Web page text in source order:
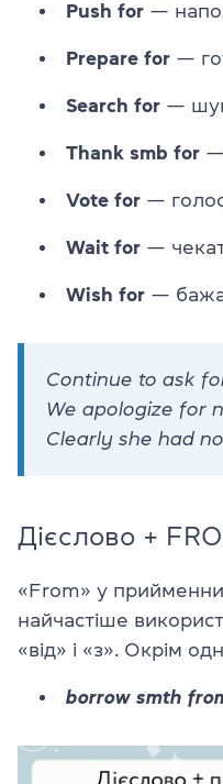
Push for —
Prepare for —
Search for —
Thank smb for —
Vote for —
Wait for —
Wish for —
Continue to ask
We apologize for
Clearly she had
Дієслово +
«From» у
найчастіше
«від» і «з». Окрім
borrow smth